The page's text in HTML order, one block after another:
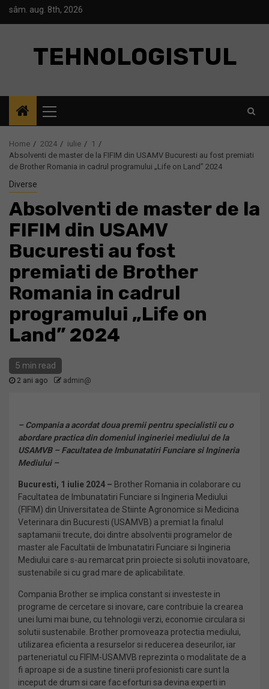
Skipsâm. aug. 8th, 2026
TEHNOLOGISTUL
Menu
Home 2024 iulie
1
Absolventi de master de la FIFIM din USAMV Bucuresti au fost premiati
de Brother Romania in cadrul programului „Life on Land” 2024
Diverse
Absolventi de master de la
FIFIM din USAMV
Bucuresti au fost
premiati de Brother
Romania in cadrul
programului „Life on
Land” 2024
5 min read
2 ani ago admin@
– Compania a acordat doua premii pentru specialistii cu o
abordare practica din domeniul ingineriei mediului de la
USAMVB – Facultatea de Imbunatatiri Funciare si Ingineria
Mediului –
Bucuresti, 1 iulie 2024 – Brother Romania in colaborare cu
Facultatea de Imbunatatiri Funciare si Ingineria Mediului
(FIFIM) din Universitatea de Stiinte Agronomice si Medicina
Veterinara din Bucuresti (USAMVB) a premiat la finalul
saptamanii trecute, doi dintre absolventii programelor de
master ale Facultatii de Imbunatatiri Funciare si Ingineria
Mediului care s-au remarcat prin proiecte si solutii inovatoare,
sustenabile si cu grad mare de aplicabilitate.
Compania Brother se implica constant si investeste in
programe de cercetare si inovare, care contribuie la crearea
unei lumi mai bune, cu tehnologii verzi, economie circulara si
solutii sustenabile. Brother promoveaza protectia mediului,
utilizarea eficienta a resurselor si reducerea deseurilor, iar
parteneriatul cu FIFIM-USAMVB reprezinta o modalitate de a
fi aproape si de a sustine tinerii profesionisti care sunt la
inceput de drum si care fac eforturi sa devina experti in